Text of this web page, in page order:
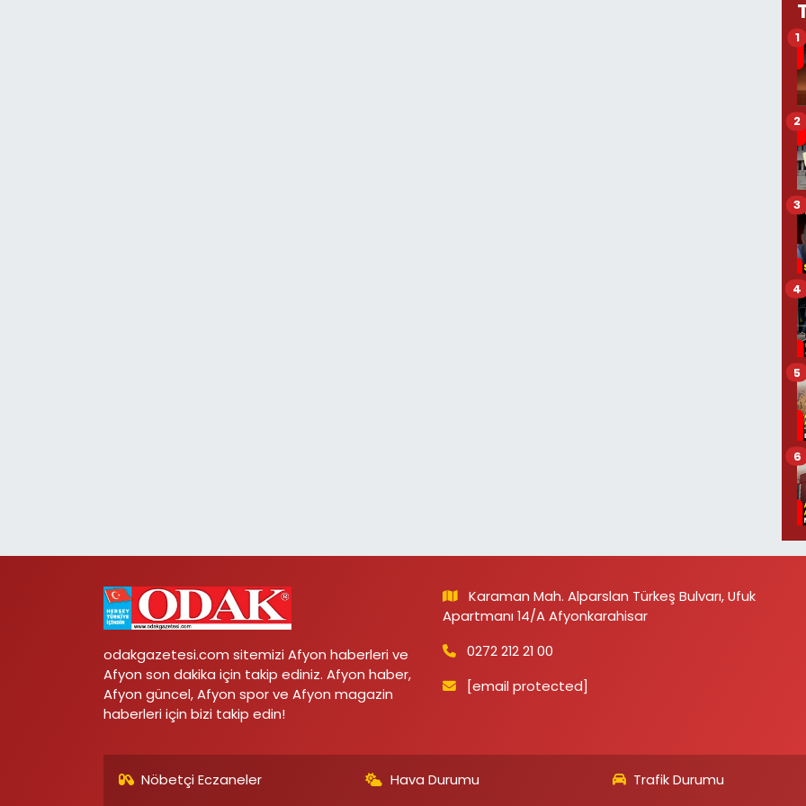
1
2
3
4
5
6
odakgazetesi.com sitemizi Afyon haberleri ve
Afyon son dakika için takip ediniz. Afyon haber,
Afyon güncel, Afyon spor ve Afyon magazin
haberleri için bizi takip edin!
Karaman Mah. Alparslan Türkeş Bulvarı, Ufuk
Apartmanı 14/A Afyonkarahisar
0272 212 21 00
[email protected]
Nöbetçi Eczaneler Hava Durumu Trafik Durumu